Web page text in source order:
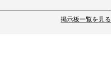
掲示板一覧を見る